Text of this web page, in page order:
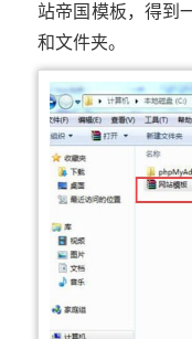
站帝国模板，得到
和文件夹。